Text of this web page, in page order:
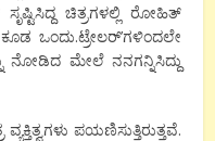
ಸೃಷ್ಟಿಸಿದ್ದ ಚಿತ್ರಗಳಲ್ಲಿ ರೋಹಿತ್
ಒಂದು.ಟ್ರೇಲರ್’ಗಳಿಂದಲೇ
ನೋಡಿದ ಮೇಲೆ ನನಗನ್ನಿಸಿದ್ದು
ಪಯಣಿಸುತ್ತಿರುತ್ತವೆ.